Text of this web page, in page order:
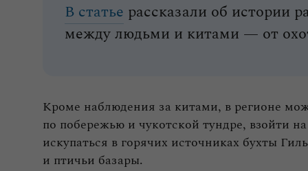
В статье рассказали об истории
между людьми и китами — от
Кроме наблюдения за китами, в регионе
по побережью и чукотской тундре, взойти
искупаться в горячих источниках бухты
и птичьи базары.